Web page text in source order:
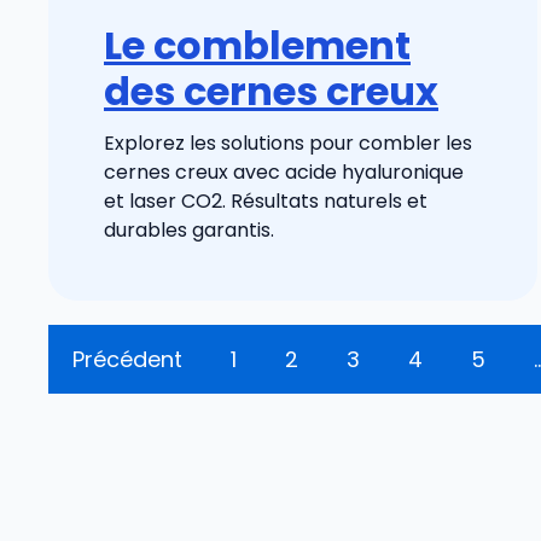
Le comblement
des cernes creux
Explorez les solutions pour combler les
cernes creux avec acide hyaluronique
et laser CO2. Résultats naturels et
durables garantis.
Précédent 1 2 3 4 5